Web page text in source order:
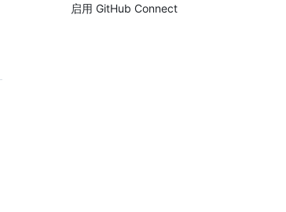
启用 GitHub Connect